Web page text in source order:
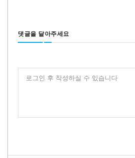
댓글을 달아주세요
로그인 후 작성하실 수 있습니다